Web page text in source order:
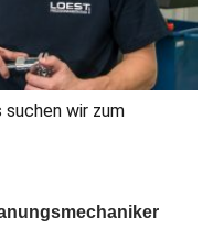
suchen wir zum